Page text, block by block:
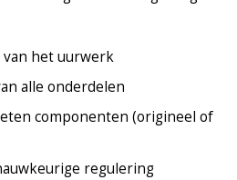
van het uurwerk
alle onderdelen
componenten (origineel of
regulering